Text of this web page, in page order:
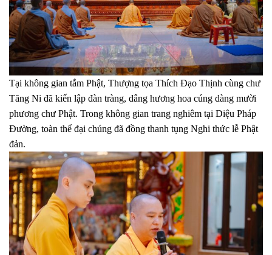
Tại không gian tắm Phật, Thượng tọa Thích Đạo Thịnh cùng chư
Tăng Ni đã kiến lập đàn tràng, dâng hương hoa cúng dàng mười
phương chư Phật. Trong không gian trang nghiêm tại Diệu Pháp
Đường, toàn thể đại chúng đã đồng thanh tụng Nghi thức lễ Phật
đản.